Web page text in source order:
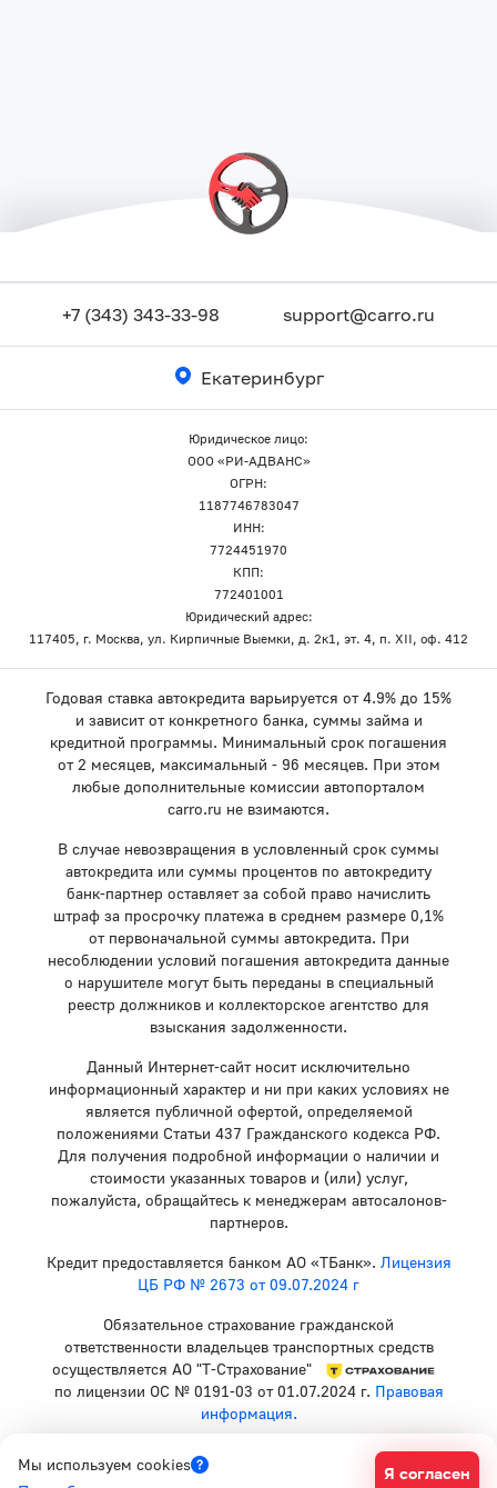
+7 (343) 343-33-98 support@carro.ru
Екатеринбург
Юридическое лицо:
ООО «РИ-АДВАНС»
ОГРН:
1187746783047
ИНН:
7724451970
КПП:
772401001
Юридический адрес:
117405, г. Москва, ул. Кирпичные Выемки, д. 2к1, эт. 4, п. XII, оф. 412
Годовая ставка автокредита варьируется от 4.9% до 15%
и зависит от конкретного банка, суммы займа и
кредитной программы. Минимальный срок погашения
от 2 месяцев, максимальный - 96 месяцев. При этом
любые дополнительные комиссии автопорталом
carro.ru не взимаются.
В случае невозвращения в условленный срок суммы
автокредита или суммы процентов по автокредиту
банк-партнер оставляет за собой право начислить
штраф за просрочку платежа в среднем размере 0,1%
от первоначальной суммы автокредита. При
несоблюдении условий погашения автокредита данные
о нарушителе могут быть переданы в специальный
реестр должников и коллекторское агентство для
взыскания задолженности.
Данный Интернет-сайт носит исключительно
информационный характер и ни при каких условиях не
является публичной офертой, определяемой
положениями Статьи 437 Гражданского кодекса РФ.
Для получения подробной информации о наличии и
стоимости указанных товаров и (или) услуг,
пожалуйста, обращайтесь к менеджерам автосалонов-
партнеров.
Кредит предоставляется банком АО «ТБанк». Лицензия
ЦБ РФ № 2673 от 09.07.2024 г
Обязательное страхование гражданской
ответственности владельцев транспортных средств
осуществляется АО "Т-Страхование"
по лицензии ОС № 0191-03 от 01.07.2024 г. Правовая
информация.
Политика конфиденциальности
Согласие на рекламную рассылку
Мы используем cookies
Я согласен